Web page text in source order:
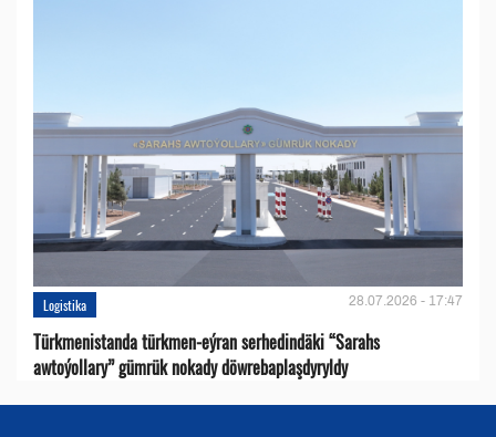
Logistika 28.07.2026 - 17:47
Türkmenistanda türkmen-eýran serhedindäki “Sarahs
awtoýollary” gümrük nokady döwrebaplaşdyryldy